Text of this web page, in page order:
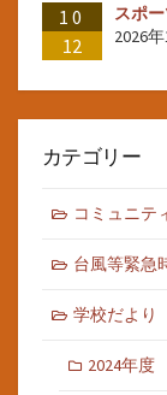
10
12
スポ
2026
カテゴリー
コミュニテ
台風等緊急
学校だより
2024年度